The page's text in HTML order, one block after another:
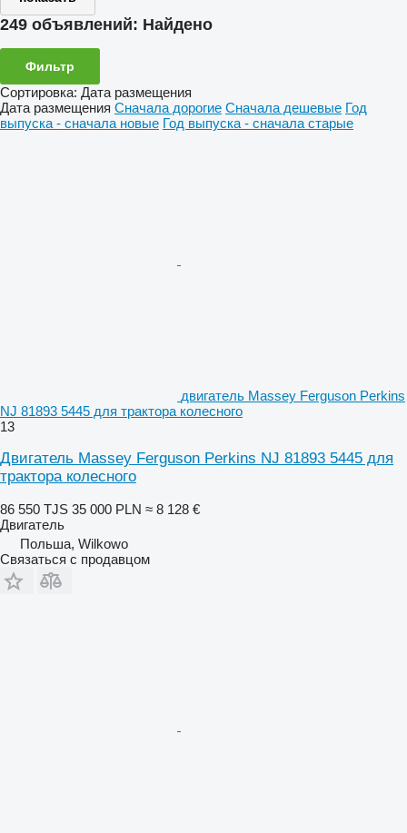
249 объявлений: Найдено
Фильтр
Сортировка: Дата размещения
Дата размещения Сначала дорогие Сначала дешевые Год
выпуска - сначала новые Год выпуска - сначала старые
двигатель Massey Ferguson Perkins
NJ 81893 5445 для трактора колесного
13
Двигатель Massey Ferguson Perkins NJ 81893 5445 для
трактора колесного
86 550 TJS 35 000 PLN ≈ 8 128 €
Двигатель
Польша, Wilkowo
Связаться с продавцом